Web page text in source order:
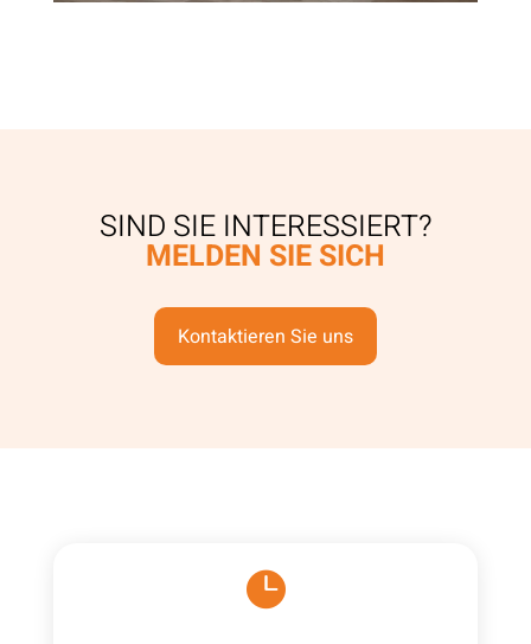
SIND SIE INTERESSIERT?
MELDEN SIE SICH
Kontaktieren Sie uns
